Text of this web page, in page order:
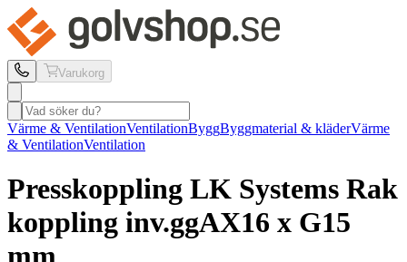
Varukorg
Värme & VentilationVentilationByggByggmaterial & kläderVärme
& VentilationVentilation
Presskoppling LK Systems Rak
koppling inv.ggAX16 x G15